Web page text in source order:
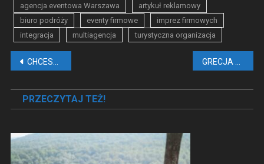
agencja eventowa Warszawa
artykuł reklamowy
biuro podróży
eventy firmowe
imprez firmowych
integracja
multiagencja turystyczna organizacja
Nawigacja
wpisu
CHCESZ PRZEŻYĆ ROMANS? WYBIERZ SIĘ DO TYCH KRAJÓW!
PRZECZYTAJ TEŻ!